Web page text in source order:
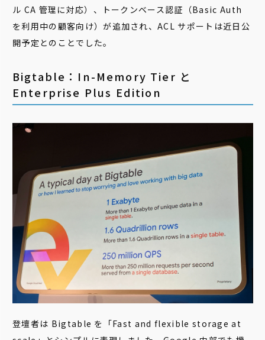
ル CA 管理に対応）、トークンベース認証（Basic Auth
を利用中の顧客向け）が追加され、ACL サポートは近日公
開予定とのことでした。
Bigtable：In-Memory Tier と
Enterprise Plus Edition
登壇者は Bigtable を「Fast and flexible storage at